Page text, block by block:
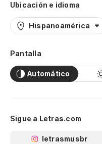
Ubicación e idioma
Hispanoamérica
Pantalla
Automático
Sigue a Letras.com
letrasmusbr